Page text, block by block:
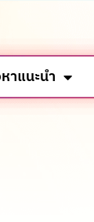
าแนะนำ